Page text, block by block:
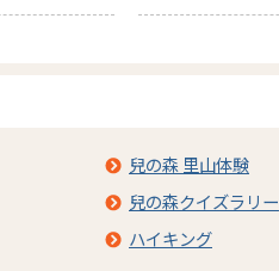
兒の森 里山体験
兒の森クイズラリー
ハイキング